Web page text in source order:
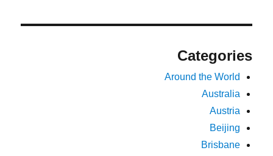
Categories
Around the World
Australia
Austria
Beijing
Brisbane